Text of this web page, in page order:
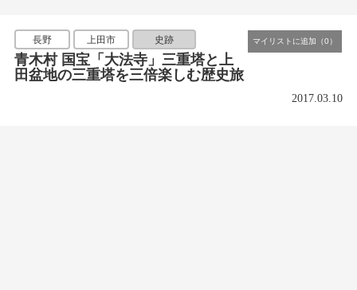
長野 上田市 史跡
青木村 国宝「大法寺」三重塔と上
田盆地の三重塔を三倍楽しむ歴史旅
2017.03.10